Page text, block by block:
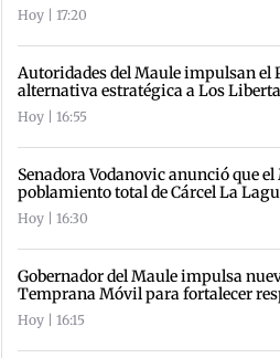
Hoy | 17:20
Autoridades del Maule impulsan el
alternativa estratégica a Los
Hoy | 16:55
Senadora Vodanovic anunció que
poblamiento total de Cárcel La
Hoy | 16:30
Gobernador del Maule impulsa
Temprana Móvil para fortalecer
Hoy | 16:15